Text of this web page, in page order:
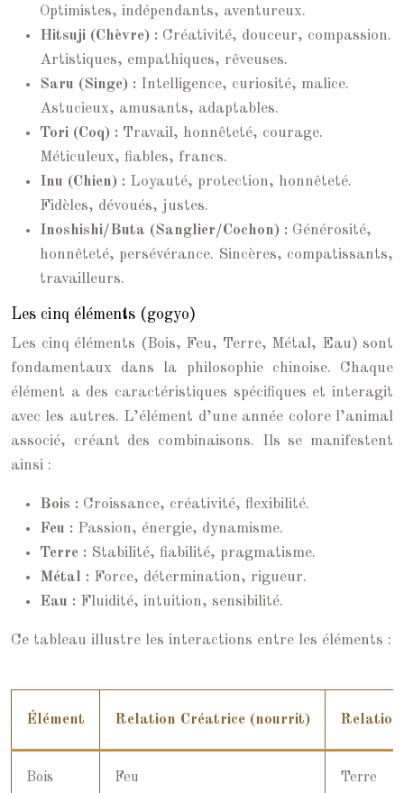
Optimistes, indépendants, aventureux.
Hitsuji (Chèvre) : Créativité, douceur, compassion.
Artistiques, empathiques, rêveuses.
Saru (Singe) : Intelligence, curiosité, malice.
Astucieux, amusants, adaptables.
Tori (Coq) : Travail, honnêteté, courage.
Méticuleux, fiables, francs.
Inu (Chien) : Loyauté, protection, honnêteté.
Fidèles, dévoués, justes.
Inoshishi/Buta (Sanglier/Cochon) : Générosité,
honnêteté, persévérance. Sincères, compatissants,
travailleurs.
Les cinq éléments (gogyo)
Les cinq éléments (Bois, Feu, Terre, Métal, Eau) sont
fondamentaux dans la philosophie chinoise. Chaque
élément a des caractéristiques spécifiques et interagit
avec les autres. L’élément d’une année colore l’animal
associé, créant des combinaisons. Ils se manifestent
ainsi :
Bois : Croissance, créativité, flexibilité.
Feu : Passion, énergie, dynamisme.
Terre : Stabilité, fiabilité, pragmatisme.
Métal : Force, détermination, rigueur.
Eau : Fluidité, intuition, sensibilité.
Ce tableau illustre les interactions entre les éléments :
Élément Relation Créatrice (nourrit)
Bois Feu Terre